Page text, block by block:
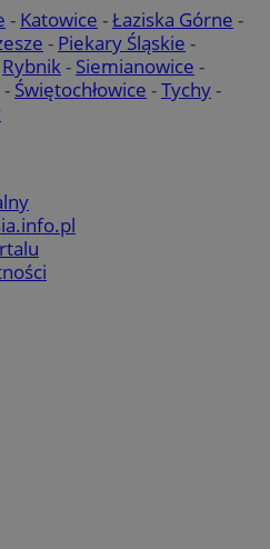
- Katowice -Łaziska Górne -
- Piekary Śląskie -
Rybnik - Siemianowice -
- Świętochłowice -Tychy-